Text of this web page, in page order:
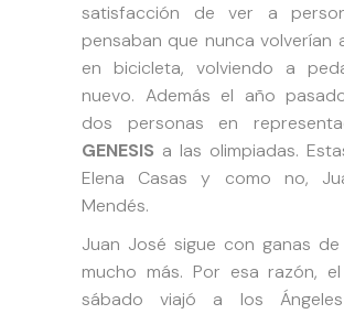
satisfacción de ver a
pensaban que nunca volverían
en bicicleta, volviendo a
nuevo. Además el año
dos personas en
GENESIS a las olimpiadas.
Elena Casas y como no,
Mendés.
Juan José sigue con ganas
mucho más. Por esa razón,
sábado viajó a los